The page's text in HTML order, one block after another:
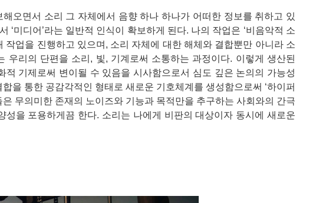
오면서 소리 그 자체에서 음향 하나 하나가 어떠한 정보를 취하고 있
‘미디어’라는 일반적 인식이 확보하게 된다. 나의 작업은 ‘비음악적 소
작업을 진행하고 있으며, 소리 자체에 대한 해체와 결합뿐만 아니라 소
우리의 단편을 소리, 빛, 기계로써 소통하는 과정이다. 이렇게 생산된
기제로써 변이될 수 있음을 시사함으로서 심도 깊은 논의의 가능성
합을 통한 공감각적인 형태로 새로운 기호체계를 생성함으로써 ‘하이퍼
무의미한 존재의 노이즈와 기능과 목적만을 추구하는 사회와의 간극
을 포용하게끔 한다. 소리는 나에게 비판의 대상이자 동시에 새로운